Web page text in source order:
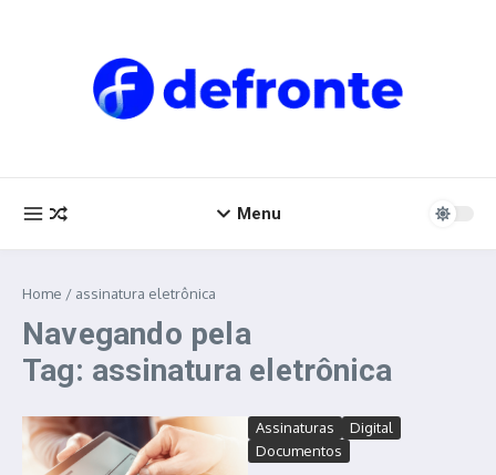
Menu
Home / assinatura eletrônica
Navegando pela
Tag: assinatura eletrônica
Assinaturas
Digital
Documentos